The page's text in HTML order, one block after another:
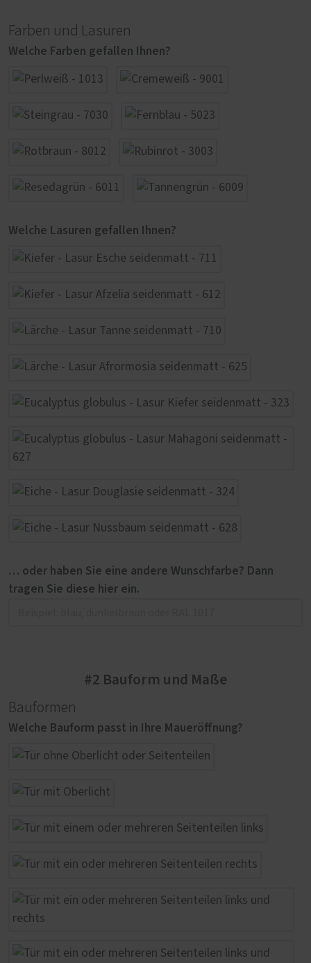
Farben und Lasuren
Welche Farben gefallen Ihnen?
Welche Lasuren gefallen Ihnen?
… oder haben Sie eine andere Wunschfarbe? Dann
tragen Sie diese hier ein.
#2 Bauform und Maße
Bauformen
Welche Bauform passt in Ihre Maueröffnung?